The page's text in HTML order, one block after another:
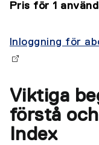
Pris för 1
Inloggning för
Viktiga
förstå
Index